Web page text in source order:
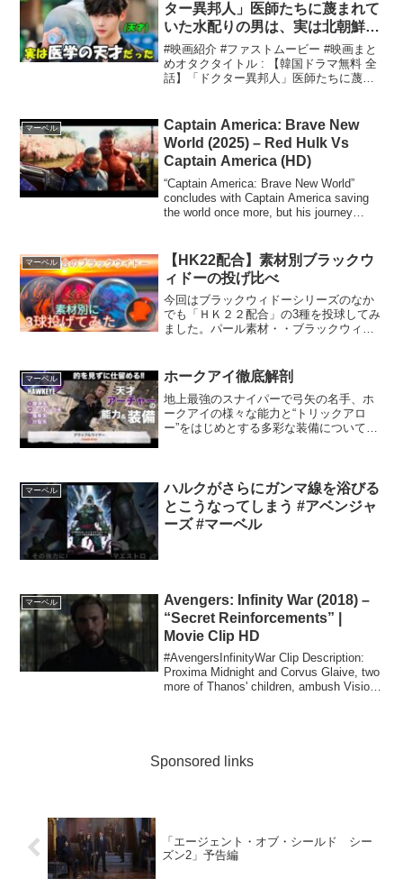
ター異邦人」医師たちに蔑まれて
いた水配りの男は、実は北朝鮮の
医学界でナンバーワンの天才で、
触れるだけでどんな病気でも
100%の精度で診断できた【映画
#映画紹介 #ファストムービー #映画まと
めオタクタイトル : 【韓国ドラマ無料 全
話】「ドクター異邦人」医師たちに蔑ま
けでどんな病気でも100%の精度で診断で
きた【映...
マーベル
Captain America: Brave New
World (2025) – Red Hulk Vs
Captain America (HD)
“Captain America: Brave New World”
concludes with Captain America saving
the world once more, but his journey
マーベル
【HK22配合】素材別ブラックウ
ィドーの投げ比べ
今回はブラックウィドーシリーズのなか
でも「ＨＫ２２配合」の3種を投球してみ
ました。パール素材・・ブラックウィド
ソリッド素材・・ブラックウィドー3.0す
べて同じコアで素材...
マーベル ホークアイ徹底解剖
地上最強のスナイパーで弓矢の名手、ホ
ークアイの様々な能力と“トリックアロ
ー”をはじめとする多彩な装備について解
よっ...
マーベル
ハルクがさらにガンマ線を浴びる
とこうなってしまう #アベンジャ
ーズ #マーベル
マーベル
Avengers: Infinity War (2018) –
“Secret Reinforcements” |
Movie Clip HD
#AvengersInfinityWar Clip Description:
Proxima Midnight and Corvus Glaive, two
more of Thanos' children, ambush Vision
Sponsored links
「エージェント・オブ・シールド シー
ズン2」予告編